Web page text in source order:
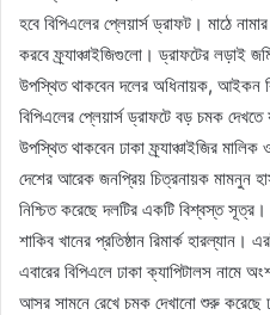
হবে বিপিএলের প্লেয়ার্স ড্রাফট। মাঠে
করবে ফ্র্যাঞ্চাইজিগুলো। ড্রাফটের লড়াই
উপস্থিত থাকবেন দলের অধিনায়ক, আইকন
বিপিএলের প্লেয়ার্স ড্রাফটে বড় চমক দেখতে
উপস্থিত থাকবেন ঢাকা ফ্র্যাঞ্চাইজির
দেশের আরেক জনপ্রিয় চিত্রনায়ক মামনুন
নিশ্চিত করেছে দলটির একটি বিশ্বস্ত সূত্র।
শাকিব খানের প্রতিষ্ঠান রিমার্ক
এবারের বিপিএলে ঢাকা ক্যাপিটালস নামে
আসর সামনে রেখে চমক দেখানো শুরু করেছে